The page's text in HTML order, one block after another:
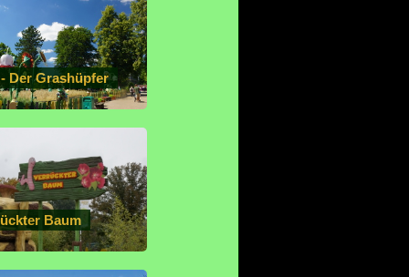
Der Grashüpfer
Baum